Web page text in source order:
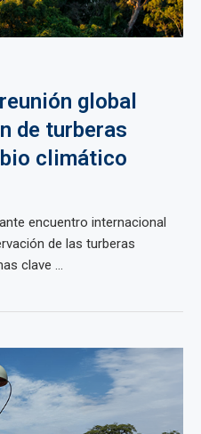
global
de turberas
climático
encuentro internacional
de las turberas
clave ...